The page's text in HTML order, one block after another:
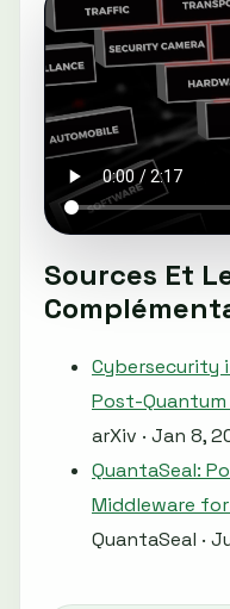
Sources Et
Cybersecurity
Post-
arXiv · Jan 8,
QuantaSeal:
Middleware
QuantaSeal ·